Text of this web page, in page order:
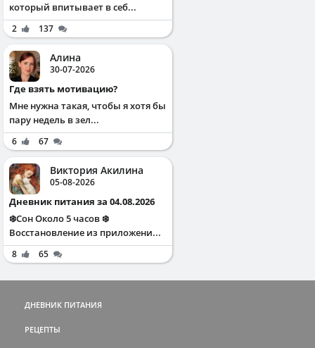
который впитывает в себ...
2 137
Алина
30-07-2026
Где взять мотивацию?
Мне нужна такая, чтобы я хотя бы
пару недель в зел...
6 67
Виктория Акилина
05-08-2026
Дневник питания за 04.08.2026
❄️Сон Около 5 часов ❄️
Восстановление из приложени...
8 65
ДНЕВНИК ПИТАНИЯ
РЕЦЕПТЫ